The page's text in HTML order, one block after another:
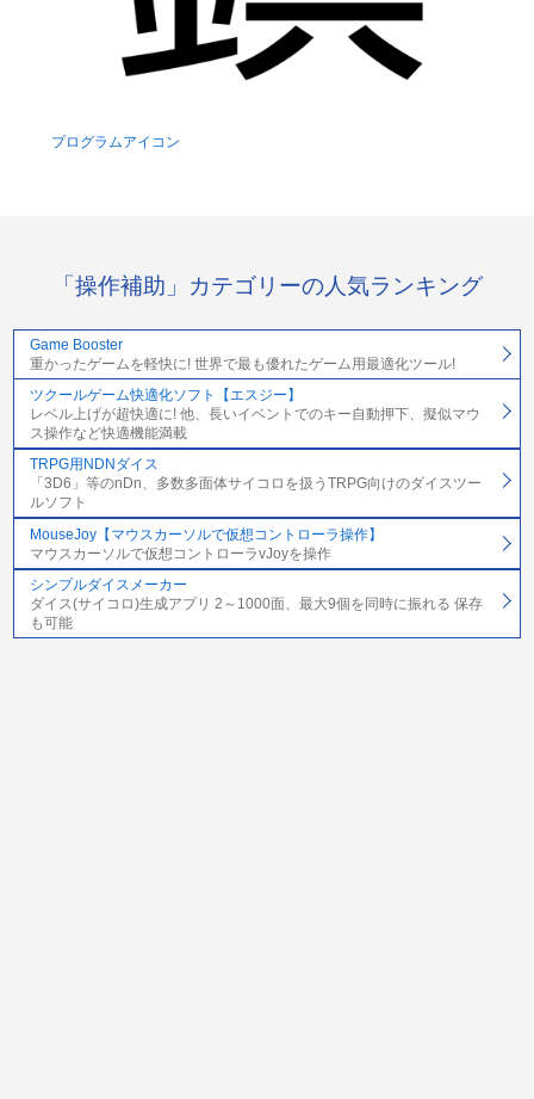
プログラムアイコン
「操作補助」カテゴリーの人気ランキング
Game Booster
重かったゲームを軽快に! 世界で最も優れたゲーム用最適化ツール!
ツクールゲーム快適化ソフト【エスジー】
レベル上げが超快適に! 他、長いイベントでのキー自動押下、擬似マウ
ス操作など快適機能満載
TRPG用NDNダイス
「3D6」等のnDn、多数多面体サイコロを扱うTRPG向けのダイスツー
ルソフト
MouseJoy【マウスカーソルで仮想コントローラ操作】
マウスカーソルで仮想コントローラvJoyを操作
シンプルダイスメーカー
ダイス(サイコロ)生成アプリ 2～1000面、最大9個を同時に振れる 保存
も可能